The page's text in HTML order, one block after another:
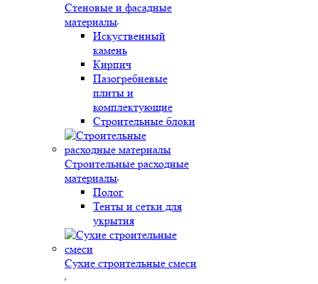
Стеновые и фасадные
материалы
Искуственный
камень
Кирпич
Пазогребневые
плиты и
комплектующие
Строительные блоки
Строительные расходные
материалы
Полог
Тенты и сетки для
укрытия
Сухие строительные смеси